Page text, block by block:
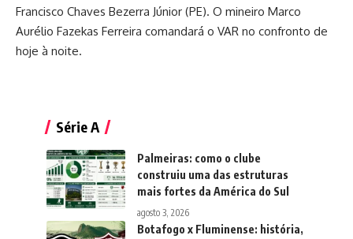
Francisco Chaves Bezerra Júnior (PE). O mineiro Marco
Aurélio Fazekas Ferreira comandará o VAR no confronto de
hoje à noite.
Série A
Palmeiras: como o clube
construiu uma das estruturas
mais fortes da América do Sul
agosto 3, 2026
Botafogo x Fluminense: história,